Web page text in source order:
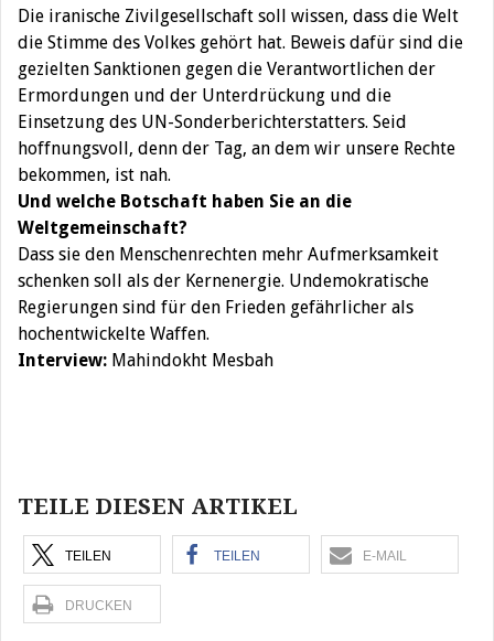
Die iranische Zivilgesellschaft soll wissen, dass die Welt
die Stimme des Volkes gehört hat. Beweis dafür sind die
gezielten Sanktionen gegen die Verantwortlichen der
Ermordungen und der Unterdrückung und die
Einsetzung des UN-Sonderberichterstatters. Seid
hoffnungsvoll, denn der Tag, an dem wir unsere Rechte
bekommen, ist nah.
Und welche Botschaft haben Sie an die
Weltgemeinschaft?
Dass sie den Menschenrechten mehr Aufmerksamkeit
schenken soll als der Kernenergie. Undemokratische
Regierungen sind für den Frieden gefährlicher als
hochentwickelte Waffen.
Interview: Mahindokht Mesbah
TEILE DIESEN ARTIKEL
TEILEN TEILEN E-MAIL
DRUCKEN